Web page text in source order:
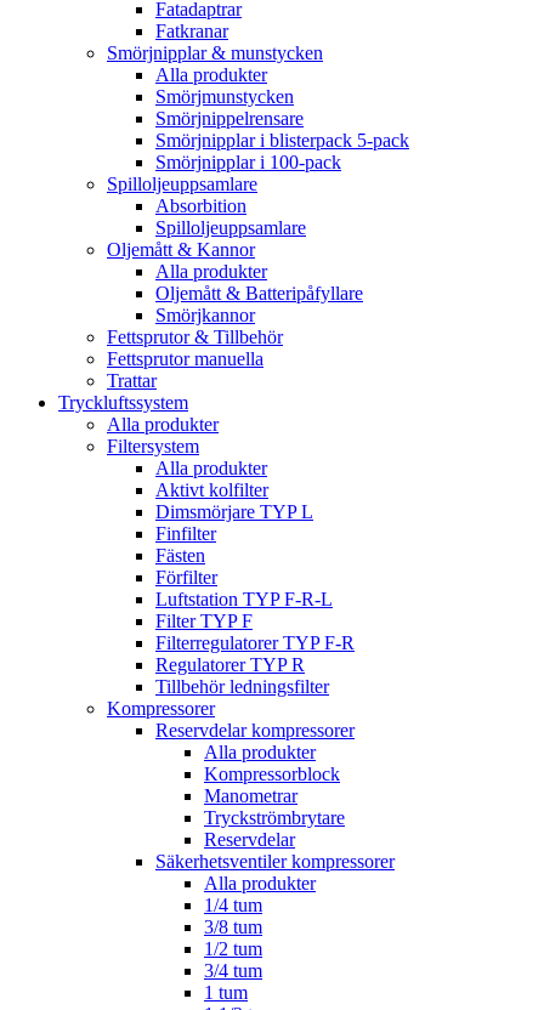
Fatadaptrar
Fatkranar
Smörjnipplar & munstycken
Alla produkter
Smörjmunstycken
Smörjnippelrensare
Smörjnipplar i blisterpack 5-pack
Smörjnipplar i 100-pack
Spilloljeuppsamlare
Absorbition
Spilloljeuppsamlare
Oljemått & Kannor
Alla produkter
Oljemått & Batteripåfyllare
Smörjkannor
Fettsprutor & Tillbehör
Fettsprutor manuella
Trattar
Tryckluftssystem
Alla produkter
Filtersystem
Alla produkter
Aktivt kolfilter
Dimsmörjare TYP L
Finfilter
Fästen
Förfilter
Luftstation TYP F-R-L
Filter TYP F
Filterregulatorer TYP F-R
Regulatorer TYP R
Tillbehör ledningsfilter
Kompressorer
Reservdelar kompressorer
Alla produkter
Kompressorblock
Manometrar
Tryckströmbrytare
Reservdelar
Säkerhetsventiler kompressorer
Alla produkter
1/4 tum
3/8 tum
1/2 tum
3/4 tum
1 tum